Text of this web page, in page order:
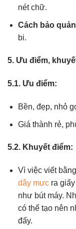
nét chữ.
Cách bảo
bi.
5. Ưu điểm,
5.1. Ưu điểm:
Bền, đẹp, nhỏ
Giá thành rẻ,
5.2. Khuyết điểm:
Vì việc viết
dây mựcra giấy
như bút máy.
có thể tạo nên
đấy.